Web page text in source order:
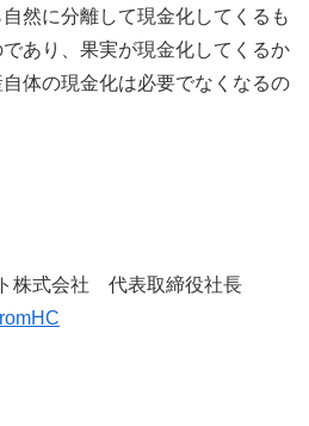
然に分離して現金化してくるも
あり、果実が現金化してくるか
体の現金化は必要でなくなるの
株式会社 代表取締役社長